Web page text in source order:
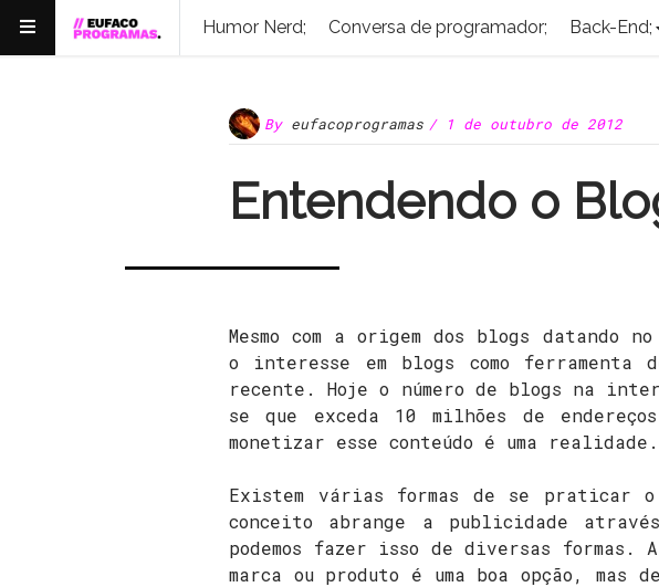
Humor Nerd; Conversa de programador; Back-End;
By eufacoprogramas / 1 de outubro de 2012
Entendendo o
Mesmo com a origem dos blogs datando
o interesse em blogs como ferramenta
recente. Hoje o número de blogs na
se que exceda 10 milhões de
monetizar esse conteúdo é uma realidade.
Existem várias formas de se praticar o
conceito abrange a publicidade
podemos fazer isso de diversas formas.
marca ou produto é uma boa opção, mas